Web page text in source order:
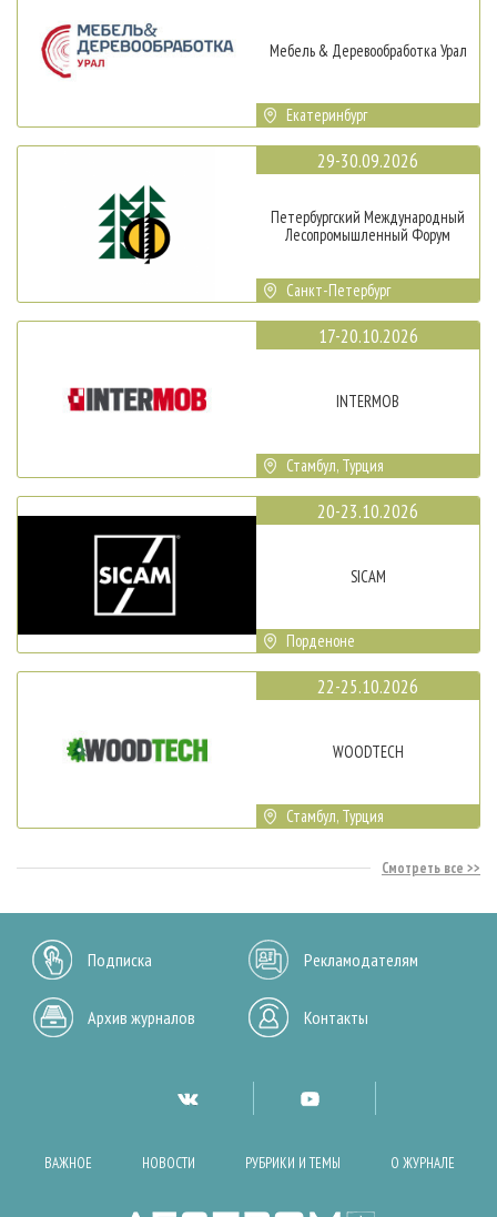
Мебель & Деревообработка Урал
Екатеринбург
29-30.09.2026
Петербургский Международный
Лесопромышленный Форум
Санкт-Петербург
17-20.10.2026
INTERMOB
Стамбул, Турция
20-23.10.2026
SICAM
Порденоне
22-25.10.2026
WOODTECH
Стамбул, Турция
Смотреть все
Подписка Рекламодателям
Архив журналов Контакты
ВАЖНОЕ НОВОСТИ РУБРИКИ И ТЕМЫ О ЖУРНАЛЕ